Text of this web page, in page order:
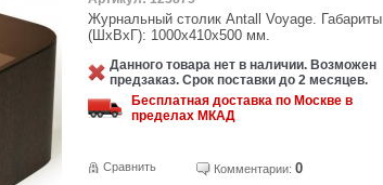
Журнальный столик Antall Voyage. Габариты
(ШхВхГ): 1000х410х500 мм.
Данного товара нет в наличии. Возможен
предзаказ. Срок поставки до 2 месяцев.
Бесплатная доставка по Москве в
пределах МКАД
Сравнить Комментарии: 0